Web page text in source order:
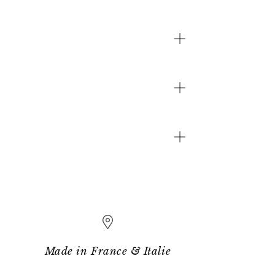
Made in France & Italie